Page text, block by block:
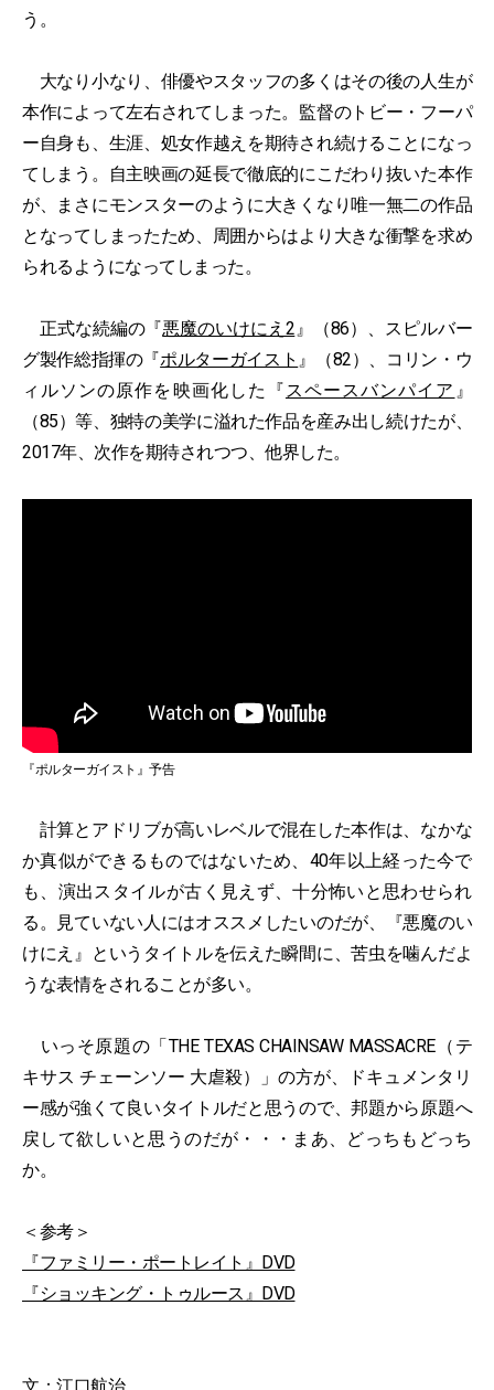
う。
大なり小なり、俳優やスタッフの多くはその後の人生が
本作によって左右されてしまった。監督のトビー・フーパ
ー自身も、生涯、処女作越えを期待され続けることになっ
てしまう。自主映画の延長で徹底的にこだわり抜いた本作
が、まさにモンスターのように大きくなり唯一無二の作品
となってしまったため、周囲からはより大きな衝撃を求め
られるようになってしまった。
正式な続編の『悪魔のいけにえ2』（86）、スピルバー
グ製作総指揮の『ポルターガイスト 』（82）、コリン・ウ
ィルソンの原作を映画化した『スペースバンパイア 』
（85）等、独特の美学に溢れた作品を産み出し続けたが、
2017年、次作を期待されつつ、他界した。
『ポルターガイスト』予告
計算とアドリブが高いレベルで混在した本作は、なかな
か真似ができるものではないため、40年以上経った今で
も、演出スタイルが古く見えず、十分怖いと思わせられ
る。見ていない人にはオススメしたいのだが、『悪魔のい
けにえ』というタイトルを伝えた瞬間に、苦虫を噛んだよ
うな表情をされることが多い。
いっそ原題の「THE TEXAS CHAINSAW MASSACRE（テ
キサス チェーンソー 大虐殺）」の方が、ドキュメンタリ
ー感が強くて良いタイトルだと思うので、邦題から原題へ
戻して欲しいと思うのだが・・・まあ、どっちもどっち
か。
＜参考＞
『ファミリー・ポートレイト』DVD
『ショッキング・トゥルース』DVD
文： 江口航治